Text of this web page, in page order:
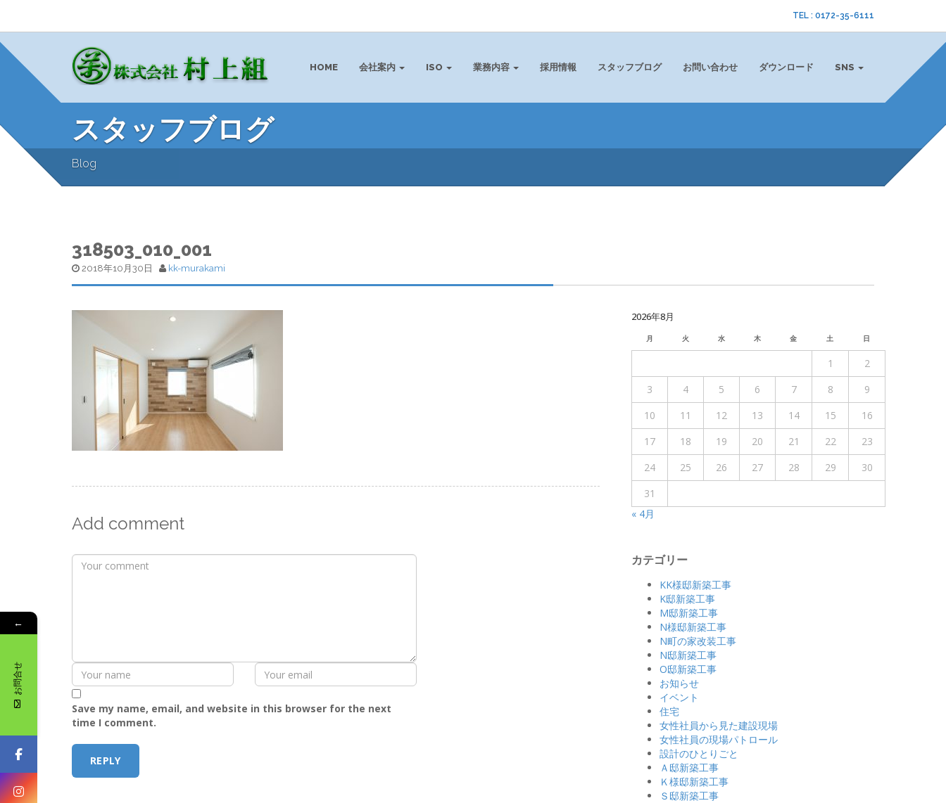
TEL : 0172-35-6111
HOME 会社案内 ISO 業務内容 採用情報 スタッフブログ お問い合わせ ダウンロード SNS
スタッフブログ
Blog
318503_010_001
2018年10月30日 kk-murakami
Add comment
Save my name, email, and website in this browser for the next
time I comment.
2026年8月
月 火 水 木 金 土 日
1
2
3
4 5 6 7 8
9
10
11 12 13 14 15
16
17
18 19 20 21 22
23
24
25 26 27 28 29
30
31
« 4月
カテゴリー
KK様邸新築工事
K邸新築工事
M邸新築工事
N様邸新築工事
N町の家改装工事
N邸新築工事
O邸新築工事
お知らせ
イベント
住宅
女性社員から見た建設現場
女性社員の現場パトロール
設計のひとりごと
Ａ邸新築工事
Ｋ様邸新築工事
Ｓ邸新築工事
←
お問合せ